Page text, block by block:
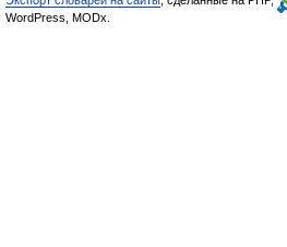
WordPress, MODx.